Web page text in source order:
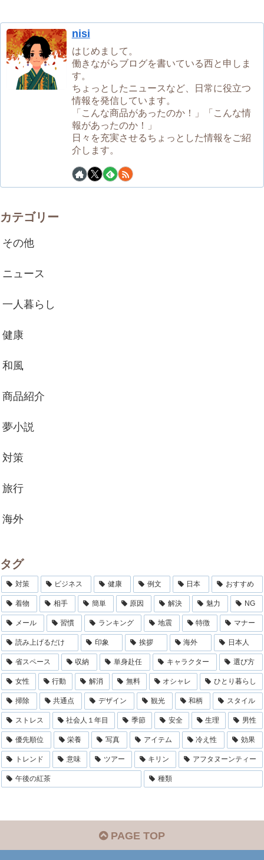
nisi
はじめまして。
働きながらブログを書いている西と申しま
す。
ちょっとしたニュースなど、日常に役立つ
情報を発信しています。
「こんな商品があったのか！」「こんな情
報があったのか！」
日々を充実させるちょっとした情報をご紹
介します。
カテゴリー
その他
ニュース
一人暮らし
健康
和風
商品紹介
夢小説
対策
旅行
海外
タグ
対策 ビジネス 健康 例文 日本 おすすめ
着物 相手 簡単 原因 解決 魅力 NG
メール 習慣 ランキング 地震 特徴 マナー
読み上げるだけ 印象 挨拶 海外 日本人
省スペース 収納 単身赴任 キャラクター 選び方
女性 行動 解消 無料 オシャレ ひとり暮らし
掃除 共通点 デザイン 観光 和柄 スタイル
ストレス 社会人１年目 季節 安全 生理 男性
優先順位 栄養 写真 アイテム 冷え性 効果
トレンド 意味 ツアー キリン アフタヌーンティー
午後の紅茶 種類
PAGE TOP